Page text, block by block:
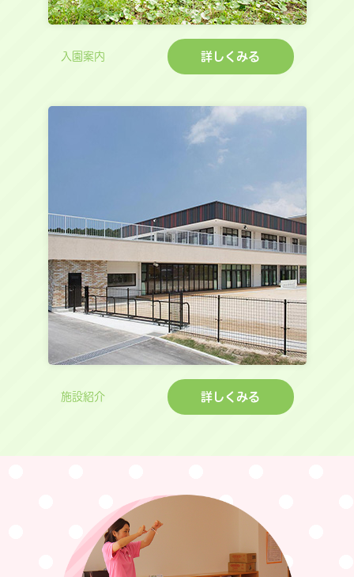
入園案内 詳しくみる
施設紹介 詳しくみる